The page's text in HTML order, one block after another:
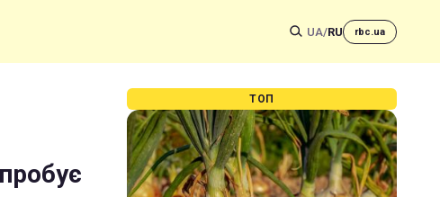
UA/RU rbc.ua
ТОП